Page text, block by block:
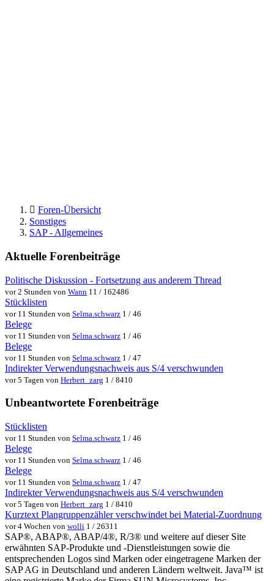
Foren-Übersicht
Sonstiges
SAP - Allgemeines
Aktuelle Forenbeiträge
Politische Diskussion - Fortsetzung aus anderem Thread
vor 2 Stunden von Wann 11 / 162486
Stücklisten
vor 11 Stunden von Selma.schwarz 1 / 46
Belege
vor 11 Stunden von Selma.schwarz 1 / 46
Belege
vor 11 Stunden von Selma.schwarz 1 / 47
Indirekter Verwendungsnachweis aus S/4 verschwunden
vor 5 Tagen von Herbert_zarg 1 / 8410
Unbeantwortete Forenbeiträge
Stücklisten
vor 11 Stunden von Selma.schwarz 1 / 46
Belege
vor 11 Stunden von Selma.schwarz 1 / 46
Belege
vor 11 Stunden von Selma.schwarz 1 / 47
Indirekter Verwendungsnachweis aus S/4 verschwunden
vor 5 Tagen von Herbert_zarg 1 / 8410
Kurztext Plangruppenzähler verschwindet bei Material-Zuordnung
vor 4 Wochen von wolli 1 / 26311
SAP®, ABAP®, ABAP/4®, R/3® und weitere auf dieser Site
erwähnten SAP-Produkte und -Dienstleistungen sowie die
entsprechenden Logos sind Marken oder eingetragene Marken der
SAP AG in Deutschland und anderen Ländern weltweit. Java™ ist